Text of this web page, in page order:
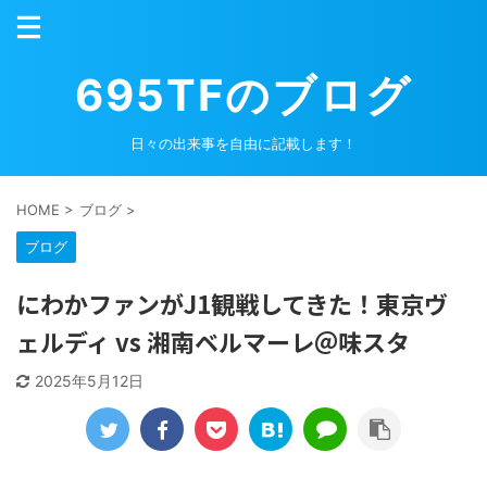
695TFのブログ
日々の出来事を自由に記載します！
HOME > ブログ >
ブログ
にわかファンがJ1観戦してきた！東京ヴ
ェルディ vs 湘南ベルマーレ＠味スタ
2025年5月12日